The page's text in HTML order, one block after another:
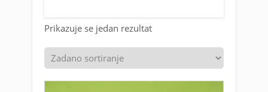
Prikazuje se jedan rezultat